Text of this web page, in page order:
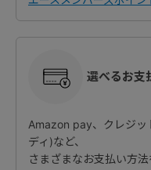
選べるお支
Amazon pay、クレジッ
ディ)など、
さまざまなお支払い方法